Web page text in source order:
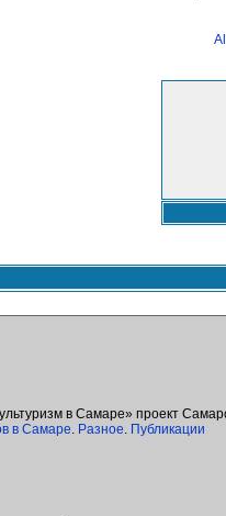
в Самаре» проект
в Самаре. Разное. Публикации